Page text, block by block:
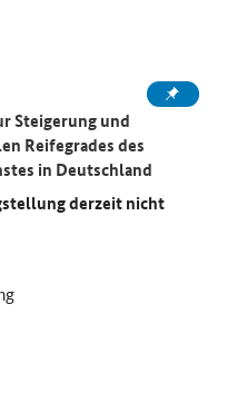
Steigerung und
Reifegrades des
in Deutschland
derzeit nicht